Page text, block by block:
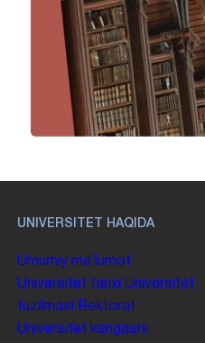
UNIVERSITET HAQIDA
Umumiy maʼlumot
Universitet tarixi Universitet
tuzilmasi
Rektorat
Universitet kengashi